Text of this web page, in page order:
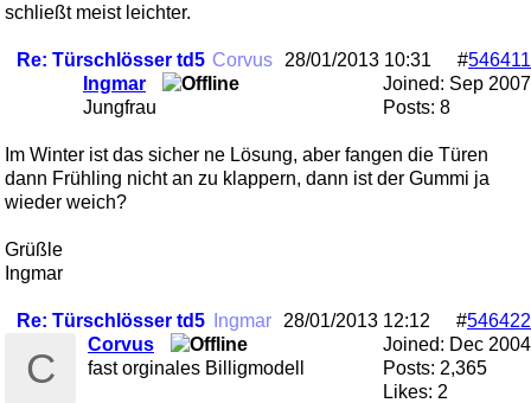
schließt meist leichter.
Re: Türschlösser td5 Corvus #546411
28/01/2013 10:31
Joined: Sep 2007
Posts: 8
Ingmar
Jungfrau
Im Winter ist das sicher ne Lösung, aber fangen die Türen
dann Frühling nicht an zu klappern, dann ist der Gummi ja
wieder weich?
Grüßle
Ingmar
Re: Türschlösser td5 Ingmar #546422
28/01/2013 12:12
Joined: Dec 2004
Posts: 2,365
Likes: 2
C
Corvus
fast orginales Billigmodell